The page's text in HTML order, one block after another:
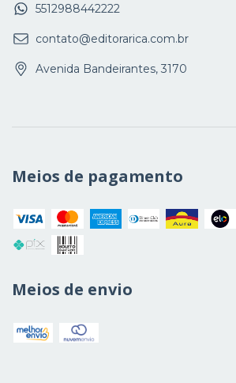
5512988442222
contato@editorarica.com.br
Avenida Bandeirantes, 3170
Meios de pagamento
Meios de envio